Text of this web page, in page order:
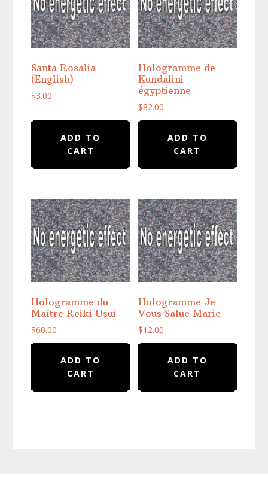
Santa Rosalia
(English)
$3.00
ADD TO
CART
Hologramme de
Kundalini
égyptienne
$82.00
ADD TO
CART
Hologramme du
Maître Reiki Usui
$60.00
ADD TO
CART
Hologramme Je
Vous Salue Marie
$12.00
ADD TO
CART